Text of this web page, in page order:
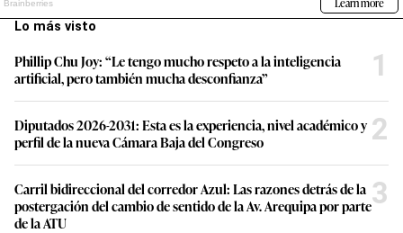
Lo más visto
Phillip Chu Joy: “Le tengo mucho respeto a la inteligencia
artificial, pero también mucha desconfianza”
1
Diputados 2026-2031: Esta es la experiencia, nivel académico y
perfil de la nueva Cámara Baja del Congreso
2
Carril bidireccional del corredor Azul: Las razones detrás de la
postergación del cambio de sentido de la Av. Arequipa por parte
de la ATU
3